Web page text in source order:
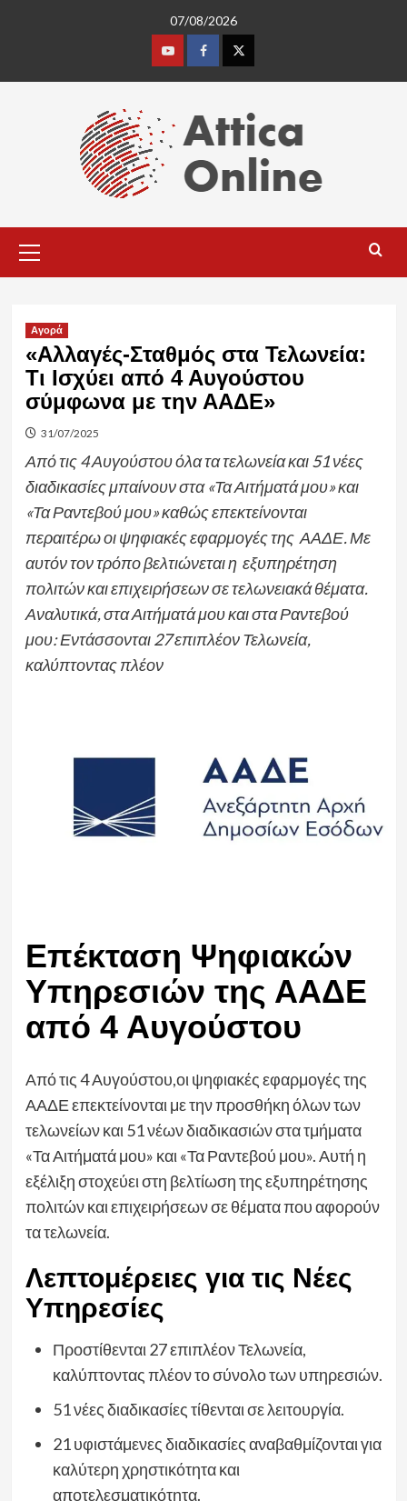
07/08/2026
YoutubeFacebookTwitter
Menu
Αγορά
«Αλλαγές-Σταθμός στα Τελωνεία:
Τι Ισχύει από 4 Αυγούστου
σύμφωνα με την ΑΑΔΕ»
31/07/2025
Από τις 4 Αυγούστου όλα τα τελωνεία και 51 νέες
διαδικασίες μπαίνουν στα «Τα Αιτήματά μου» και
«Τα Ραντεβού μου» καθώς επεκτείνονται
περαιτέρω οι ψηφιακές εφαρμογές της ΑΑΔΕ. Με
αυτόν τον τρόπο βελτιώνεται η εξυπηρέτηση
πολιτών και επιχειρήσεων σε τελωνειακά θέματα.
Αναλυτικά, στα Αιτήματά μου και στα Ραντεβού
μου: Εντάσσονται 27 επιπλέον Τελωνεία,
καλύπτοντας πλέον
Επέκταση Ψηφιακών
Υπηρεσιών της ΑΑΔΕ
από 4 Αυγούστου
Από τις 4 Αυγούστου,οι ψηφιακές εφαρμογές της
ΑΑΔΕ επεκτείνονται με την προσθήκη όλων των
τελωνείων και 51 νέων διαδικασιών στα τμήματα
«Τα Αιτήματά μου» και «Τα Ραντεβού μου». Αυτή η
εξέλιξη στοχεύει στη βελτίωση της εξυπηρέτησης
πολιτών και επιχειρήσεων σε θέματα που αφορούν
τα τελωνεία.
Λεπτομέρειες για τις Νέες
Υπηρεσίες
Προστίθενται 27 επιπλέον Τελωνεία,
καλύπτοντας πλέον το σύνολο των υπηρεσιών.
51 νέες διαδικασίες τίθενται σε λειτουργία.
21 υφιστάμενες διαδικασίες αναβαθμίζονται για
καλύτερη χρηστικότητα και
αποτελεσματικότητα.